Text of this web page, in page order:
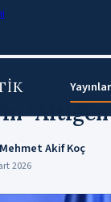
Yayınlar
Akif Koç
2026